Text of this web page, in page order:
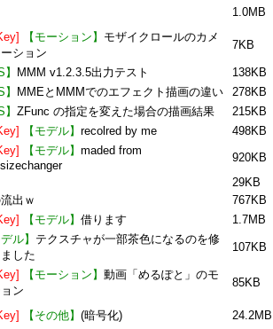
1.0MB
【モーション】 モザイクロールのカメ
ション
7KB
】 MMM v1.2.3.5出力テスト
138KB
】 MMEとMMMでのエフェクト描画の違い
278KB
】 ZFunc の指定を変えた場合の描画結果
215KB
【モデル】 recolred by me
498KB
【モデル】 maded from
920KB
29KB
出ｗ
767KB
【モデル】 借ります 1.7MB
デル】 テクスチャが一部茶色になるのを修
した
107KB
【モーション】 動画「めるぽと」のモ
ン
85KB
【その他】 (暗号化) 24.2MB